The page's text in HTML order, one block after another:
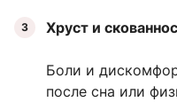
Хруст и
Боли и
после сна или